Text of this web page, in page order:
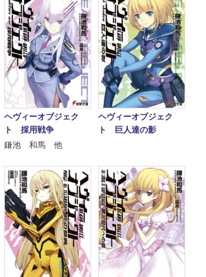
ヘヴィーオブジェク
ト 採用戦争
鎌池 和馬 他
ヘヴィーオブジェク
ト 巨人達の影